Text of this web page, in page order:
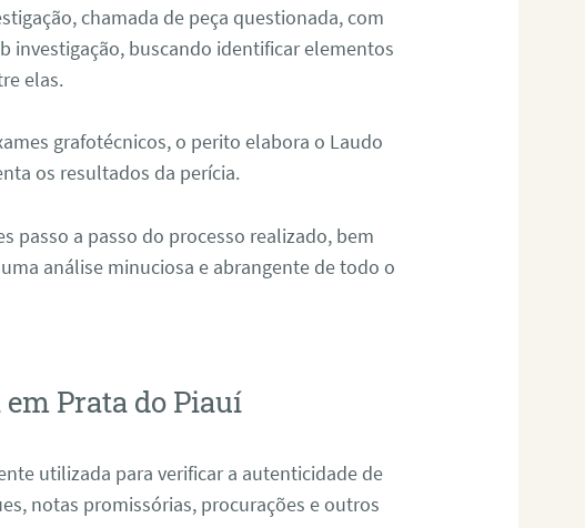
chamada de peça questionada, com
investigação, buscando identificar elementos
elas.
grafotécnicos, o perito elabora o Laudo
os resultados da perícia.
passo a passo do processo realizado, bem
análise minuciosa e abrangente de todo o
Prata do Piauí
utilizada para verificar a autenticidade de
notas promissórias, procurações e outros